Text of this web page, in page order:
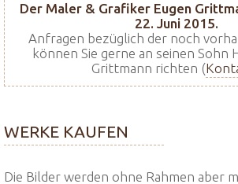
Der Maler & Grafiker Eugen
22. Juni 2015.
Anfragen bezüglich der noch
können Sie gerne an seinen Sohn
Grittmann richten (
WERKE KAUFEN
Die Bilder werden ohne Rahmen aber